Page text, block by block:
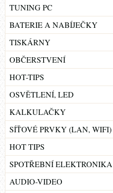
TUNING PC
BATERIE A NABÍJEČKY
TISKÁRNY
OBČERSTVENÍ
HOT-TIPS
OSVĚTLENÍ, LED
KALKULAČKY
SÍŤOVÉ PRVKY (LAN, WIFI)
HOT TIPS
SPOTŘEBNÍ ELEKTRONIKA
AUDIO-VIDEO